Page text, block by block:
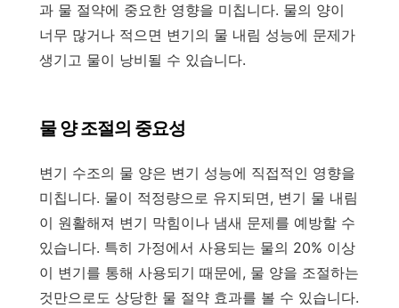
과 물 절약에 중요한 영향을 미칩니다. 물의 양이
너무 많거나 적으면 변기의 물 내림 성능에 문제가
생기고 물이 낭비될 수 있습니다.
물 양 조절의 중요성
변기 수조의 물 양은 변기 성능에 직접적인 영향을
미칩니다. 물이 적정량으로 유지되면, 변기 물 내림
이 원활해져 변기 막힘이나 냄새 문제를 예방할 수
있습니다. 특히 가정에서 사용되는 물의 20% 이상
이 변기를 통해 사용되기 때문에, 물 양을 조절하는
것만으로도 상당한 물 절약 효과를 볼 수 있습니다.